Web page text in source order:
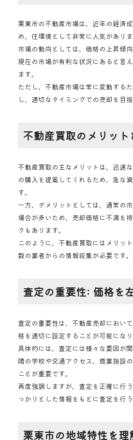
栗東市の不動産市場は、近年の経済
め、住環境として非常に人気があり
市場の動向としては、価格の上昇傾
現在の市場が有利な状況にあると言
ます。
ただし、不動産市場は常に変動する
し、適切なタイミングでの売却を目
不動産買取のメリット
不動産買取の主なメリットは、迅速
の購入を提案してくれるため、急な
す。
一方、デメリットとしては、通常の
場合が多いため、売却価格に不満を
クもあります。
このように、不動産買取にはメリッ
数の業者からの情報収集が必要です。
査定の重要性: 価格を
査定の重要性は、不動産売却におい
格を適切に設定することが可能にな
具体的には、査定には様々な要因が
隣の学校や交通アクセス、商業施設
ことが重要です。
再度強調しますが、査定を正確に行
っかりとした情報をもとに査定を行
栗東市の地域特性を理